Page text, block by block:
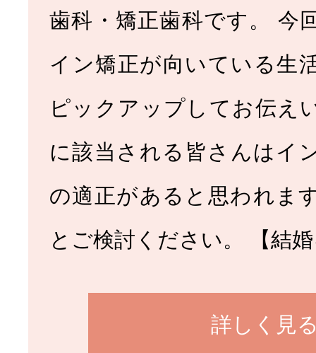
歯科・矯正歯科です。 今
イン矯正が向いている生
ピックアップしてお伝え
に該当される皆さんはイ
の適正があると思われま
とご検討ください。 【結
詳しく見